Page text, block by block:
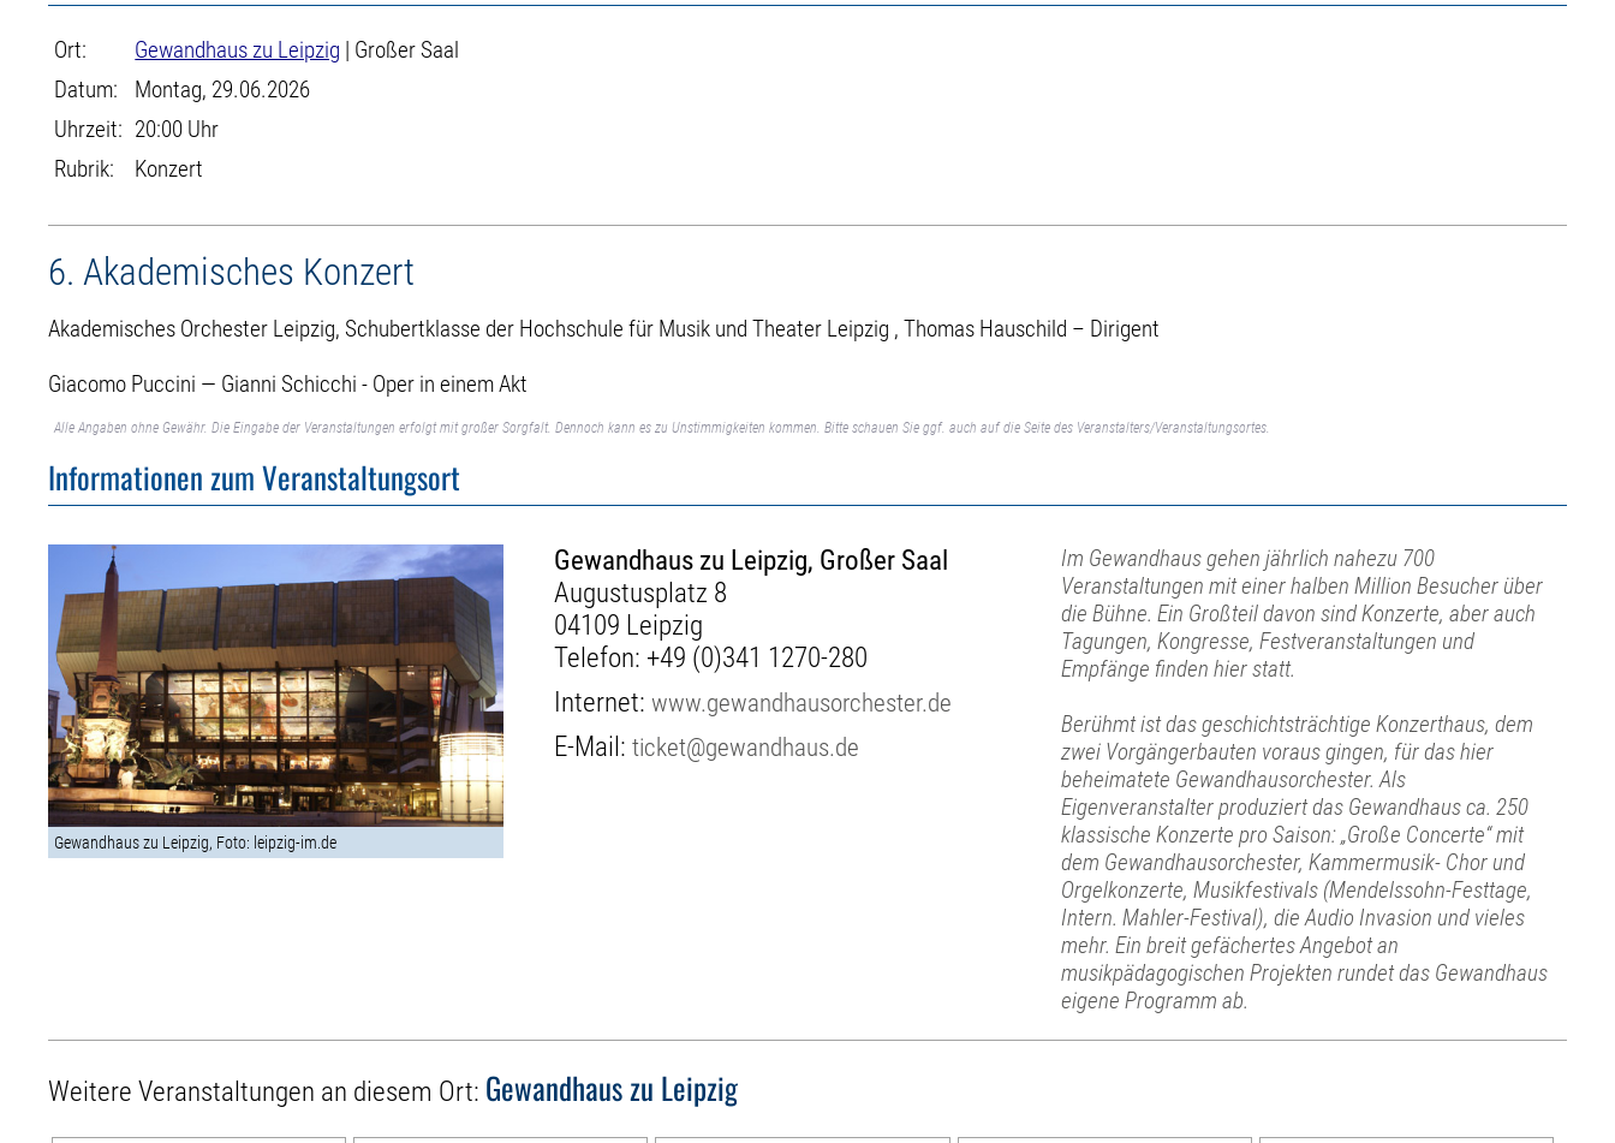
Ort: Gewandhaus zu Leipzig | Großer Saal
Datum:
Montag, 29.06.2026
Uhrzeit: 20:00 Uhr
Rubrik:
Konzert
6. Akademisches Konzert
Akademisches Orchester Leipzig, Schubertklasse der Hochschule für Musik und Theater Leipzig , Thomas Hauschild – Dirigent
Giacomo Puccini — Gianni Schicchi - Oper in einem Akt
Alle Angaben ohne Gewähr. Die Eingabe der Veranstaltungen erfolgt mit großer Sorgfalt. Dennoch kann es zu Unstimmigkeiten kommen. Bitte schauen Sie ggf. auch auf die Seite des Veranstalters/Veranstaltungsortes.
Informationen zum Veranstaltungsort
Gewandhaus zu Leipzig, Foto: leipzig-im.de
Gewandhaus zu Leipzig, Großer Saal
Augustusplatz 8
04109 Leipzig
Telefon: +49 (0)341 1270-280
Internet:www.gewandhausorchester.de
E-Mail:ticket@gewandhaus.de
Im Gewandhaus gehen jährlich nahezu 700
Veranstaltungen mit einer halben Million Besucher über
die Bühne. Ein Großteil davon sind Konzerte, aber auch
Tagungen, Kongresse, Festveranstaltungen und
Empfänge finden hier statt.
Berühmt ist das geschichtsträchtige Konzerthaus, dem
zwei Vorgängerbauten voraus gingen, für das hier
beheimatete Gewandhausorchester. Als
Eigenveranstalter produziert das Gewandhaus ca. 250
klassische Konzerte pro Saison: „Große Concerte“ mit
dem Gewandhausorchester, Kammermusik- Chor und
Orgelkonzerte, Musikfestivals (Mendelssohn-Festtage,
Intern. Mahler-Festival), die Audio Invasion und vieles
mehr. Ein breit gefächertes Angebot an
musikpädagogischen Projekten rundet das Gewandhaus
eigene Programm ab.
Weitere Veranstaltungen an diesem Ort: Gewandhaus zu Leipzig